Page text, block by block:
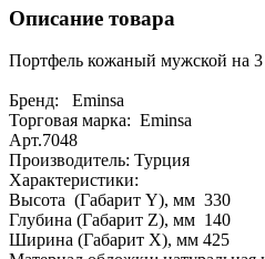
Описание товара
Портфель кожаный мужской на
Бренд: Eminsa
Торговая марка: Eminsa
Арт.7048
Производитель: Турция
Характеристики:
Высота (Габарит Y), мм 330
Глубина (Габарит Z), мм 140
Ширина (Габарит X), мм 425